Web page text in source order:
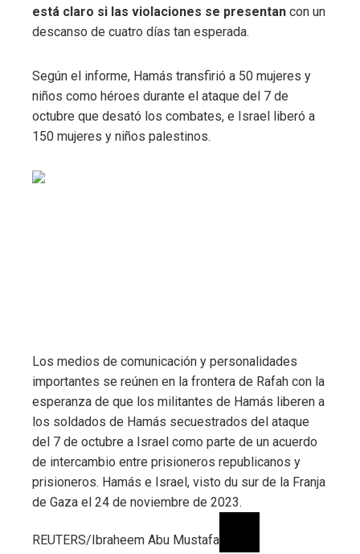
está claro si las violaciones se presentan con un
descanso de cuatro días tan esperada.
Según el informe, Hamás transfirió a 50 mujeres y
niños como héroes durante el ataque del 7 de
octubre que desató los combates, e Israel liberó a
150 mujeres y niños palestinos.
Los medios de comunicación y personalidades
importantes se reúnen en la frontera de Rafah con la
esperanza de que los militantes de Hamás liberen a
los soldados de Hamás secuestrados del ataque
del 7 de octubre a Israel como parte de un acuerdo
de intercambio entre prisioneros republicanos y
prisioneros. Hamás e Israel, visto du sur de la Franja
de Gaza el 24 de noviembre de 2023.
REUTERS/Ibraheem Abu Mustafa